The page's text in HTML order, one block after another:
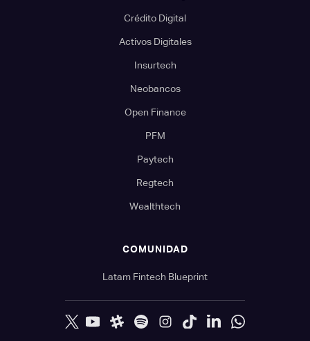
Crédito Digital
Activos Digitales
Insurtech
Neobancos
Open Finance
PFM
Paytech
Regtech
Wealthtech
COMUNIDAD
Latam Fintech Blueprint